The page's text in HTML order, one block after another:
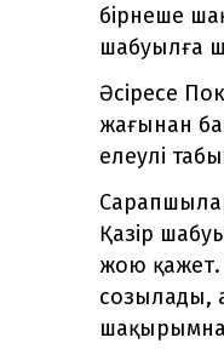
бірнеше
шабуылға
Әсіресе
жағынан
елеулі
Қазір
жою қажет.
созылады,